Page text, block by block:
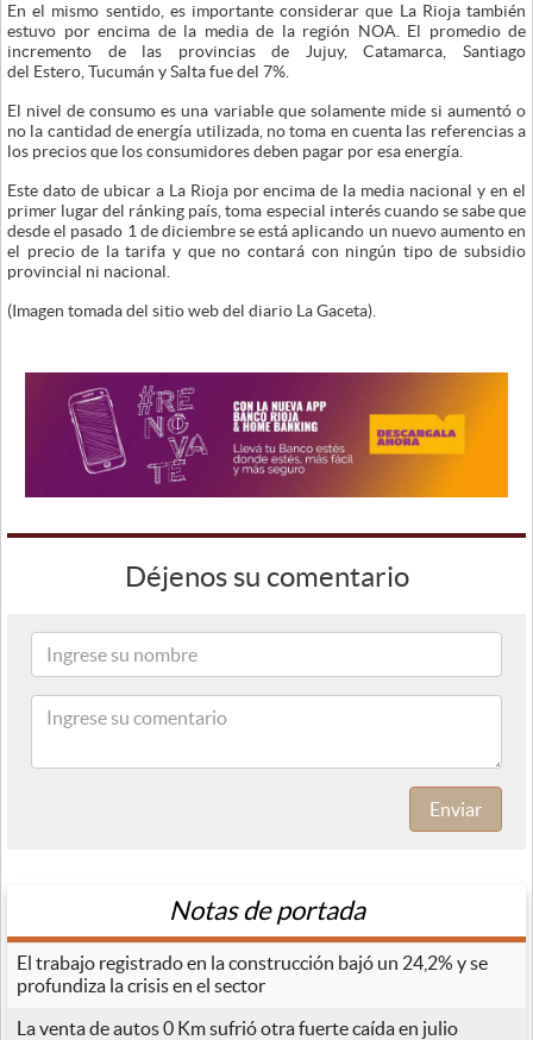
En el mismo sentido, es importante considerar que La Rioja también
estuvo por encima de la media de la región NOA. El promedio de
incremento de las provincias de Jujuy, Catamarca, Santiago
del Estero, Tucumán y Salta fue del 7%.
El nivel de consumo es una variable que solamente mide si aumentó o
no la cantidad de energía utilizada, no toma en cuenta las referencias a
los precios que los consumidores deben pagar por esa energía.
Este dato de ubicar a La Rioja por encima de la media nacional y en el
primer lugar del ránking país, toma especial interés cuando se sabe que
desde el pasado 1 de diciembre se está aplicando un nuevo aumento en
el precio de la tarifa y que no contará con ningún tipo de subsidio
provincial ni nacional.
(Imagen tomada del sitio web del diario La Gaceta).
Déjenos su comentario
Enviar
Notas de portada
El trabajo registrado en la construcción bajó un 24,2% y se
profundiza la crisis en el sector
La venta de autos 0 Km sufrió otra fuerte caída en julio